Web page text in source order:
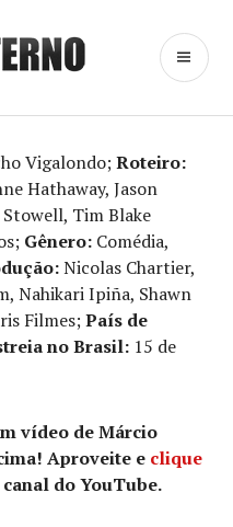
Eterno
Vigalondo;Roteiro:
Hathaway, Jason
Tim Blake
Gênero: Comédia,
Nicolas Chartier,
Nahikari Ipiña, Shawn
Filmes;País de
no Brasil: 15 de
vídeo de Márcio
Aproveite e clique
do YouTube.